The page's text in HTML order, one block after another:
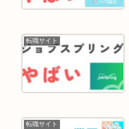
転職サイト
転職サイト